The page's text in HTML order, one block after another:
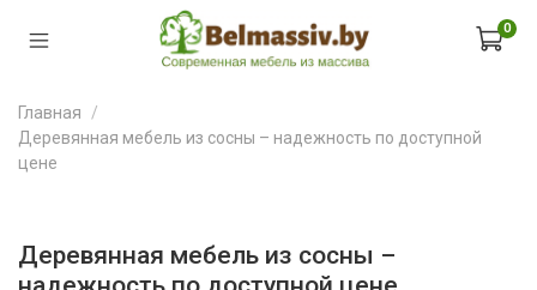
0
Главная
Деревянная мебель из сосны – надежность по доступной
цене
Деревянная мебель из сосны –